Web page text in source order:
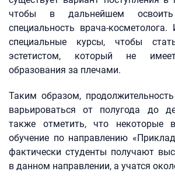
чтобы в дальнейшем освоить
специальность врача-
специальные курсы, чтобы
эстетистом, который не
образования за плечами.
Таким образом,
варьироваться от полугода до
также отметить, что некоторые
обучение по направлению
фактически студенты получают
в данном направлении, а учатся